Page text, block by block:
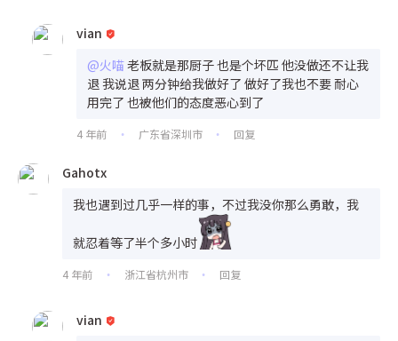
vian
@火喵老板就是那厨子 也是个坏匹 他没做还不让我
退 我说退 两分钟给我做好了 做好了我也不要 耐心
用完了 也被他们的态度恶心到了
4 年前 • 广东省深圳市 • 回复
Gahotx
我也遇到过几乎一样的事，不过我没你那么勇敢，我
就忍着等了半个多小时
4 年前 • 浙江省杭州市 • 回复
vian